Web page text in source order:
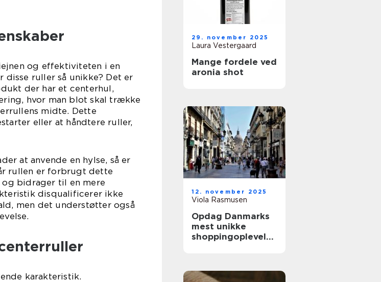
og effektiviteten i en
disse ruller så unikke? Det er
der har et centerhul,
hvor man blot skal trække
midte. Dette
eller at håndtere ruller,
at anvende en hylse, så er
rullen er forbrugt dette
bidrager til en mere
disqualificerer ikke
men det understøtter også
karakteristik.
29. november 2025
Laura Vestergaard
Mange fordele ved
aronia shot
12. november 2025
Viola Rasmusen
Opdag Danmarks
mest unikke
shoppingoplevelse